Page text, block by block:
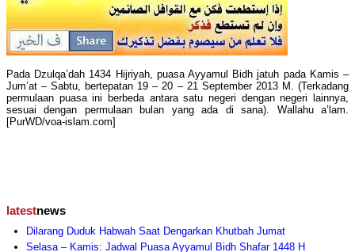
Pada Dzulqa’dah 1434 Hijriyah, puasa Ayyamul Bidh jatuh pada Kamis –
Jum’at – Sabtu, bertepatan 19 – 20 – 21 September 2013 M. (Terkadang
permulaan puasa ini berbeda antara satu negeri dengan negeri lainnya,
sesuai dengan permulaan bulan yang ada di sana). Wallahu a’lam.
[PurWD/voa-islam.com]
latestnews
Dilarang Duduk Habwah Saat Dengarkan Khutbah Jumat
Selasa – Kamis: Jadwal Puasa Ayyamul Bidh Shafar 1448 H